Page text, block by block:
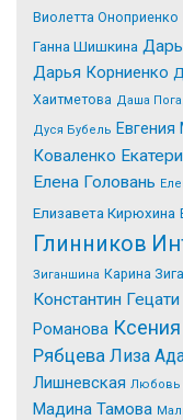
Виолетта Оноприенко
Ганна Шишкина
Дарья Корниенко
Хаитметова Даша
Дуся Бубель
Коваленко
Елена Головань
Елизавета Кирюхина
Глинников
Зиганшина Карина
Константин Гецати
Романова
Рябцева Лиза
Лишневская Любовь
Мадина Тамова